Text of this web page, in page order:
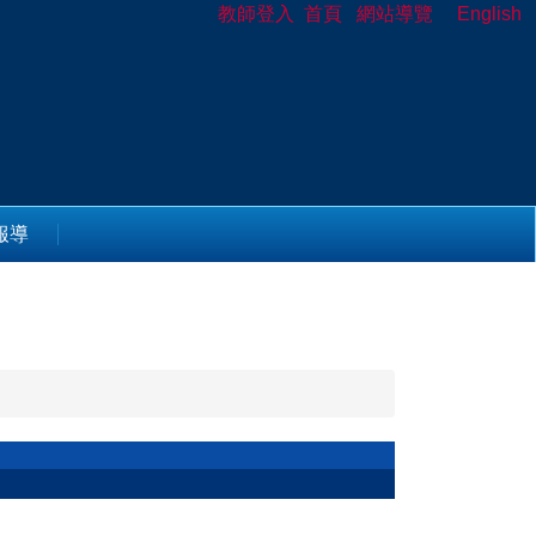
教師登入 首頁 網站導覽 English
導